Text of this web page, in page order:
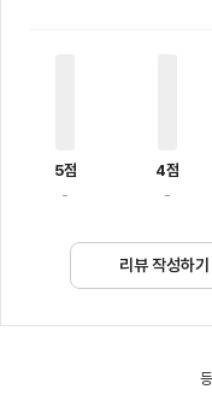
5점
-
4점
-
리뷰 작성하기